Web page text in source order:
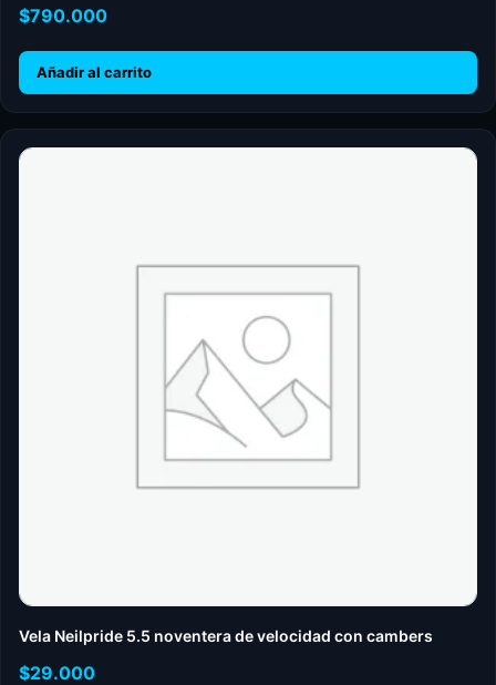
$790.000
Añadir al carrito
Vela Neilpride 5.5 noventera de velocidad con cambers
$29.000